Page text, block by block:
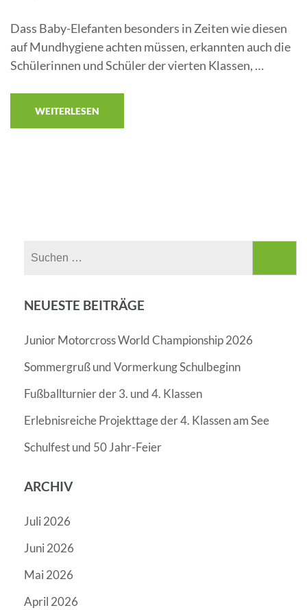
Dass Baby-Elefanten besonders in Zeiten wie diesen
auf Mundhygiene achten müssen, erkannten auch die
Schülerinnen und Schüler der vierten Klassen, …
WEITERLESEN
NEUESTE BEITRÄGE
Junior Motorcross World Championship 2026
Sommergruß und Vormerkung Schulbeginn
Fußballturnier der 3. und 4. Klassen
Erlebnisreiche Projekttage der 4. Klassen am See
Schulfest und 50 Jahr-Feier
ARCHIV
Juli 2026
Juni 2026
Mai 2026
April 2026